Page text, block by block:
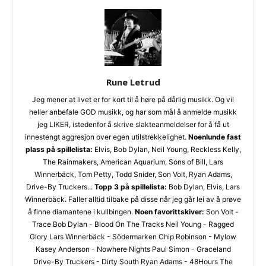
Passer din musikk inn blant platene vi skriver
om? Dust of Daylight er på mange måter en nisjeblogg, så
sjekk om din musikk ligger i noen av kategoriene vi fokuserer
på. På den måten slipper både du og vi å kaste bort tid.
Musikken din passer inn. Kult! Send oss en epost på
review@musikkbloggen.no.
Den bør som MINIMUM inneholde følgende:
Litt om deg. Om prosjektet ditt, og når det er release osv.
Link til et sted der vi kan høre et eksempel uten å
måtteleteetter musikken din. Og uten å måtte logge
inn…
(gode eksempler er f.eks Soundcloud og YouTube. Dårlige
er Spotify og Tidal.)
Platen som nedlastbar MP3. Dropbox er fint, eller et av
de andre hundrevis av fildelingsverktøyene som finnes. En
Rune Letrud
Jeg mener at livet er for kort til å høre på dårlig musikk. Og vil
heller anbefale GOD musikk, og har som mål å anmelde musikk
jeg LIKER, istedenfor å skrive slakteanmeldelser for å få ut
innestengt aggresjon over egen utilstrekkelighet. Noenlunde fast
plass på spillelista: Elvis, Bob Dylan, Neil Young, Reckless Kelly,
The Rainmakers, American Aquarium, Sons of Bill, Lars
Winnerbäck, Tom Petty, Todd Snider, Son Volt, Ryan Adams,
Drive-By Truckers... Topp 3 på spillelista: Bob Dylan, Elvis, Lars
Winnerbäck. Faller alltid tilbake på disse når jeg går lei av å prøve
å finne diamantene i kullbingen. Noen favorittskiver: Son Volt -
Trace Bob Dylan - Blood On The Tracks Neil Young - Ragged
Glory Lars Winnerbäck - Södermarken Chip Robinson - Mylow
Kasey Anderson - Nowhere Nights Paul Simon - Graceland
Drive-By Truckers - Dirty South Ryan Adams - 48Hours The